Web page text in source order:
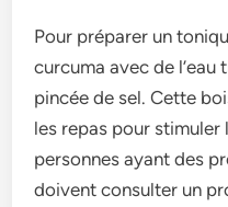
Pour préparer un
curcuma avec de
pincée de sel. Cette
les repas pour
personnes ayant des
doivent consulter un